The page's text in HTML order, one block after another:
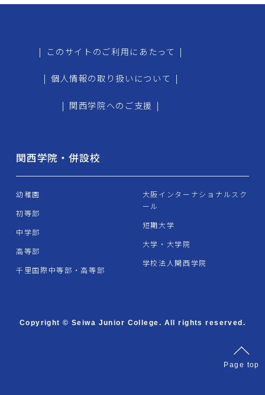
| このサイトのご利用にあたって |
| 個人情報の取り扱いについて |
| 関西学院へのご支援 |
関西学院・併設校
幼稚園
初等部
中学部
高等部
千里国際中等部・高等部
大阪インターナショナルスク
ール
短期大学
大学・大学院
学校法人関西学院
Copyright © Seiwa Junior College. All rights reserved.